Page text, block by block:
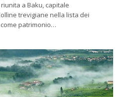
a Baku, capitale
trevigiane nella lista dei
patrimonio…